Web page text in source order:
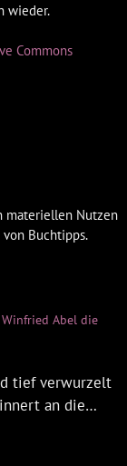
wieder.
Commons
materiellen Nutzen
Buchtipps.
Winfried Abel die
tief verwurzelt
an die…